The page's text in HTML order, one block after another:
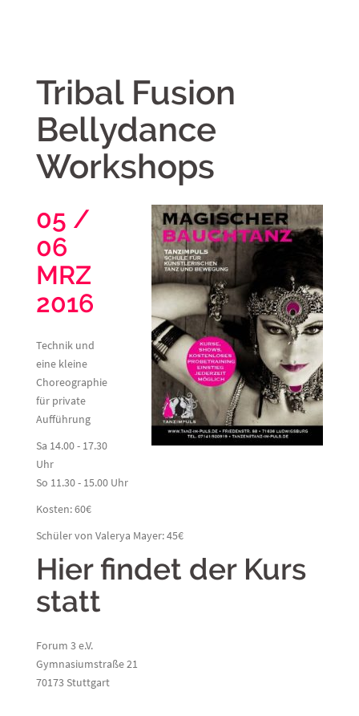
Tribal Fusion
Bellydance
Workshops
05 /
06
MRZ
2016
Technik und
eine kleine
Choreographie
für private
Aufführung
Sa 14.00 - 17.30
Uhr
So 11.30 - 15.00 Uhr
Kosten: 60€
Schüler von Valerya Mayer: 45€
Hier findet der Kurs
statt
Forum 3 e.V.
Gymnasiumstraße 21
70173 Stuttgart